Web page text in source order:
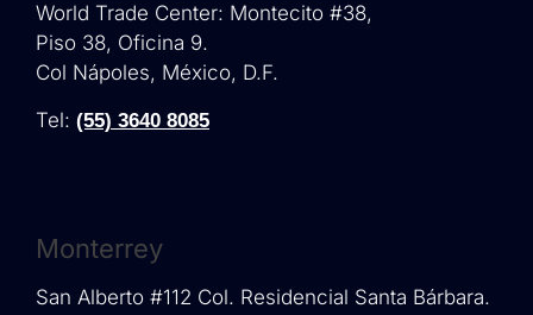
World Trade Center: Montecito #38,
Piso 38, Oficina 9.
Col Nápoles, México, D.F.
Tel: (55) 3640 8085
Monterrey
San Alberto #112 Col. Residencial Santa Bárbara.